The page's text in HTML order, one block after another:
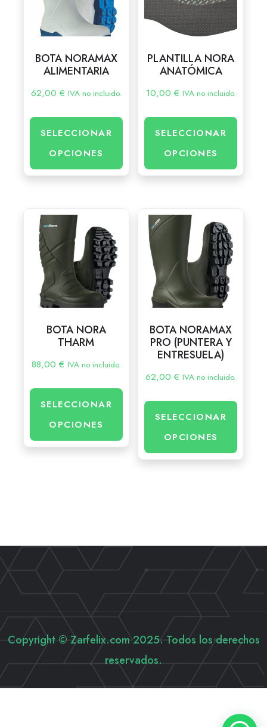
BOTA NORAMAX
ALIMENTARIA
62,00 € IVA no incluido.
SELECCIONAR
OPCIONES
PLANTILLA NORA
ANATÓMICA
10,00 € IVA no incluido.
SELECCIONAR
OPCIONES
BOTA NORA
THARM
88,00 € IVA no incluido.
SELECCIONAR
OPCIONES
BOTA NORAMAX
PRO (PUNTERA Y
ENTRESUELA)
62,00€ IVA no incluido.
SELECCIONAR
OPCIONES
Copyright © Zarfelix.com 2025. Todos los derechos
reservados.